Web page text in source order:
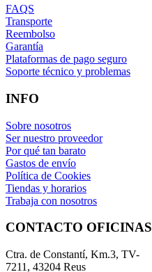
FAQS
Transporte
Reembolso
Garantía
Plataformas de pago seguro
Soporte técnico y problemas
INFO
Sobre nosotros
Ser nuestro proveedor
Por qué tan barato
Gastos de envío
Política de Cookies
Tiendas y horarios
Trabaja con nosotros
CONTACTO OFICINAS
Ctra. de Constantí, Km.3, TV-
7211, 43204 Reus